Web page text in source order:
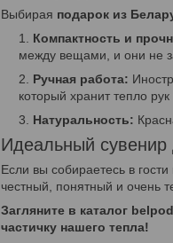
Выбирая подарок из
Компактность и
между вещами, и они не
Ручная работа:
который хранит тепло
Натуральность:
Идеальный сувенир
Если вы собираетесь в
честный, понятный и очень
Загляните в каталог
частичку нашего тепла!